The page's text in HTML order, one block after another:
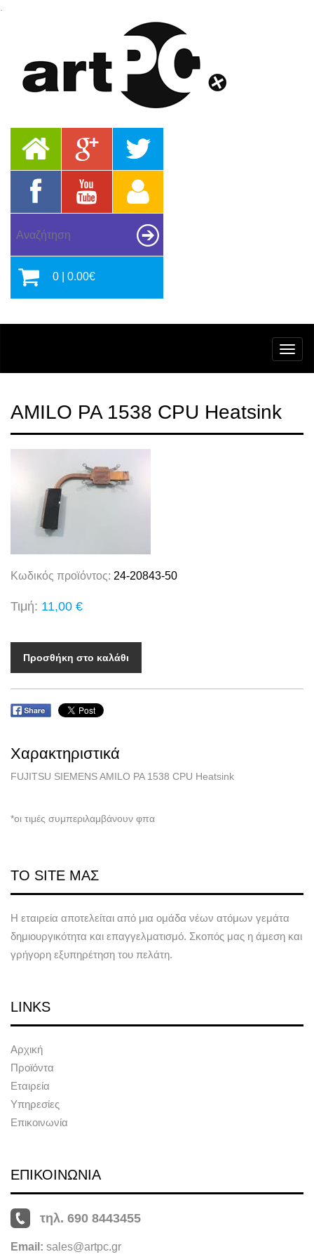
0 | 0.00€
AMILO PA 1538 CPU Heatsink
Κωδικός προϊόντος: 24-20843-50
Τιμή: 11,00 €
Προσθήκη στο καλάθι
Χαρακτηριστικά
FUJITSU SIEMENS AMILO PA 1538 CPU Heatsink
*οι τιμές συμπεριλαμβάνουν φπα
ΤΟ SITE ΜΑΣ
Η εταιρεία αποτελείται από μια ομάδα νέων ατόμων γεμάτα
δημιουργικότητα και επαγγελματισμό. Σκοπός μας η άμεση και
γρήγορη εξυπηρέτηση του πελάτη.
LINKS
Αρχική
Προϊόντα
Εταιρεία
Υπηρεσίες
Επικοινωνία
ΕΠΙΚΟΙΝΩΝΙΑ
τηλ. 690 8443455
Email: sales@artpc.gr